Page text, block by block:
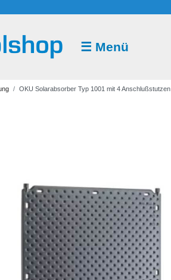
☰ Menü
OKU Solarabsorber Typ 1001 mit 4 Anschlußstutzen